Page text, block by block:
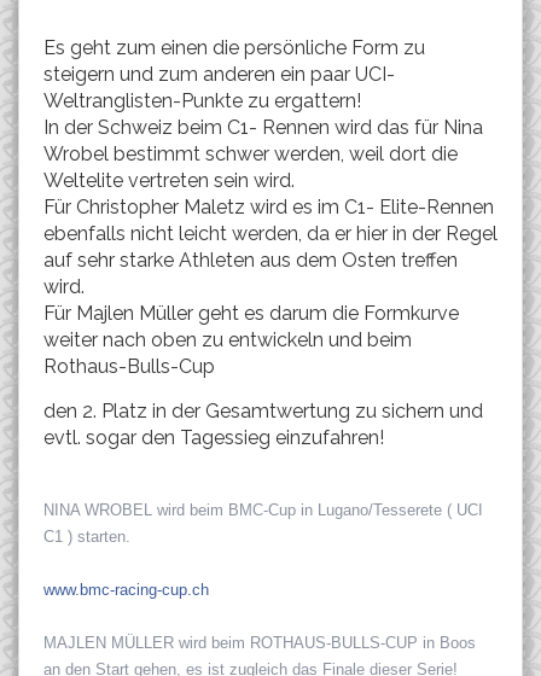
Es geht zum einen die persönliche Form zu
steigern und zum anderen ein paar UCI-
Weltranglisten-Punkte zu ergattern!
In der Schweiz beim C1- Rennen wird das für Nina
Wrobel bestimmt schwer werden, weil dort die
Weltelite vertreten sein wird.
Für Christopher Maletz wird es im C1- Elite-Rennen
ebenfalls nicht leicht werden, da er hier in der Regel
auf sehr starke Athleten aus dem Osten treffen
wird.
Für Majlen Müller geht es darum die Formkurve
weiter nach oben zu entwickeln und beim
Rothaus-Bulls-Cup
den 2. Platz in der Gesamtwertung zu sichern und
evtl. sogar den Tagessieg einzufahren!
NINA WROBEL wird beim BMC-Cup in Lugano/Tesserete ( UCI
C1 ) starten.
www.bmc-racing-cup.ch
MAJLEN MÜLLER wird beim ROTHAUS-BULLS-CUP in Boos
an den Start gehen, es ist zugleich das Finale dieser Serie!